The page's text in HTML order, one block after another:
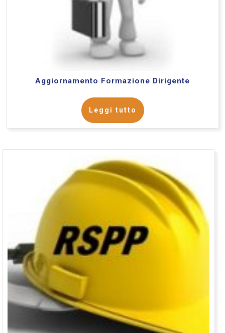
Aggiornamento Formazione Dirigente
Leggi tutto